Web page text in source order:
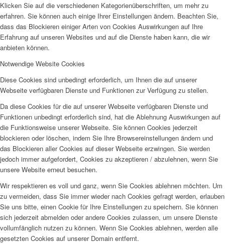
Klicken Sie auf die verschiedenen Kategorienüberschriften, um mehr zu
erfahren. Sie können auch einige Ihrer Einstellungen ändern. Beachten Sie,
dass das Blockieren einiger Arten von Cookies Auswirkungen auf Ihre
Erfahrung auf unseren Websites und auf die Dienste haben kann, die wir
anbieten können.
Notwendige Website Cookies
Diese Cookies sind unbedingt erforderlich, um Ihnen die auf unserer
Webseite verfügbaren Dienste und Funktionen zur Verfügung zu stellen.
Da diese Cookies für die auf unserer Webseite verfügbaren Dienste und
Funktionen unbedingt erforderlich sind, hat die Ablehnung Auswirkungen auf
die Funktionsweise unserer Webseite. Sie können Cookies jederzeit
blockieren oder löschen, indem Sie Ihre Browsereinstellungen ändern und
das Blockieren aller Cookies auf dieser Webseite erzwingen. Sie werden
jedoch immer aufgefordert, Cookies zu akzeptieren / abzulehnen, wenn Sie
unsere Website erneut besuchen.
Wir respektieren es voll und ganz, wenn Sie Cookies ablehnen möchten. Um
zu vermeiden, dass Sie immer wieder nach Cookies gefragt werden, erlauben
Sie uns bitte, einen Cookie für Ihre Einstellungen zu speichern. Sie können
sich jederzeit abmelden oder andere Cookies zulassen, um unsere Dienste
vollumfänglich nutzen zu können. Wenn Sie Cookies ablehnen, werden alle
gesetzten Cookies auf unserer Domain entfernt.